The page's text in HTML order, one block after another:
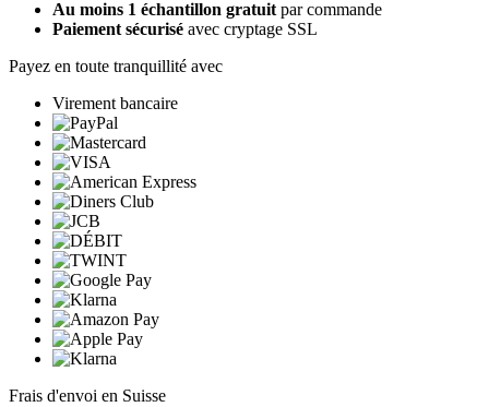
Au moins 1 échantillon gratuit par commande
Paiement sécurisé avec cryptage SSL
Payez en toute tranquillité avec
Virement bancaire
Frais d'envoi en Suisse